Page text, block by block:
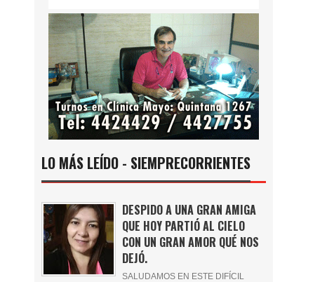
LO MÁS LEÍDO - SIEMPRECORRIENTES
DESPIDO A UNA GRAN AMIGA
QUE HOY PARTIÓ AL CIELO
CON UN GRAN AMOR QUÉ NOS
DEJÓ.
SALUDAMOS EN ESTE DIFÍCIL